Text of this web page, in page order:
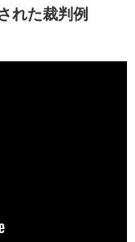
れた裁判例